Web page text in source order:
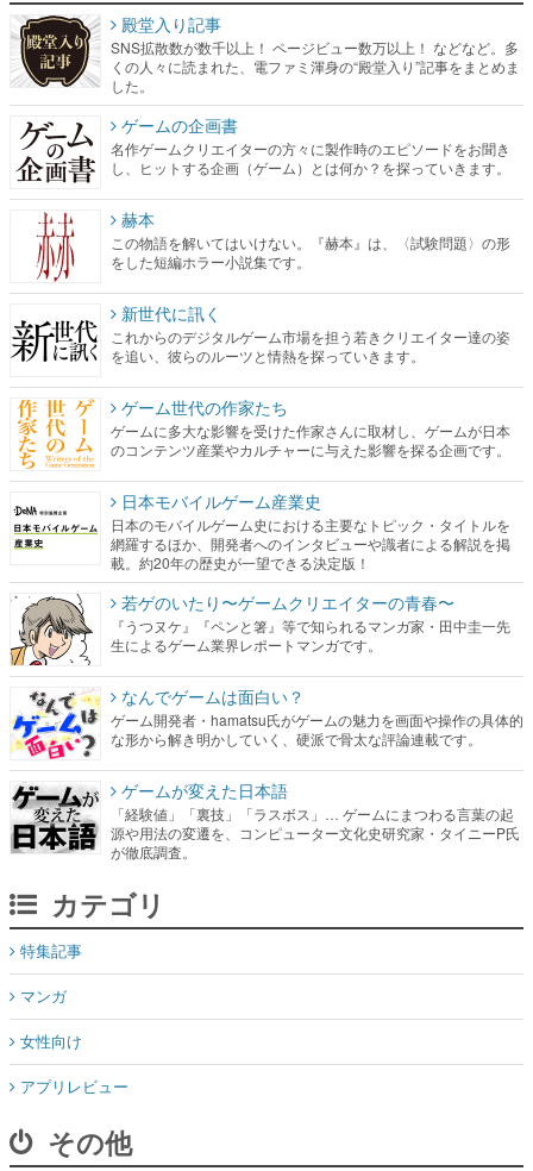
殿堂入り記事
SNS拡散数が数千以上！ ページビュー数万以上！ などなど。多
くの人々に読まれた、電ファミ渾身の“殿堂入り”記事をまとめま
した。
ゲームの企画書
名作ゲームクリエイターの方々に製作時のエピソードをお聞き
し、ヒットする企画（ゲーム）とは何か？を探っていきます。
赫本
この物語を解いてはいけない。『赫本』は、〈試験問題〉の形
をした短編ホラー小説集です。
新世代に訊く
これからのデジタルゲーム市場を担う若きクリエイター達の姿
を追い、彼らのルーツと情熱を探っていきます。
ゲーム世代の作家たち
ゲームに多大な影響を受けた作家さんに取材し、ゲームが日本
のコンテンツ産業やカルチャーに与えた影響を探る企画です。
日本モバイルゲーム産業史
日本のモバイルゲーム史における主要なトピック・タイトルを
網羅するほか、開発者へのインタビューや識者による解説を掲
載。約20年の歴史が一望できる決定版！
若ゲのいたり〜ゲームクリエイターの青春〜
『うつヌケ』『ペンと箸』等で知られるマンガ家・田中圭一先
生によるゲーム業界レポートマンガです。
なんでゲームは面白い？
ゲーム開発者・hamatsu氏がゲームの魅力を画面や操作の具体的
な形から解き明かしていく、硬派で骨太な評論連載です。
ゲームが変えた日本語
「経験値」「裏技」「ラスボス」… ゲームにまつわる言葉の起
源や用法の変遷を、コンピューター文化史研究家・タイニーP氏
が徹底調査。
カテゴリ
特集記事
マンガ
女性向け
アプリレビュー
その他